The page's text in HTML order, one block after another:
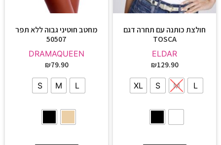
חולצת כותנה עם תחרה דגם
TOSCA
ELDAR
₪129.90
L
M
S
XL
מחטב חוטיני גבוה ללא תפר
50507
DRAMAQUEEN
₪79.90
L
M
S